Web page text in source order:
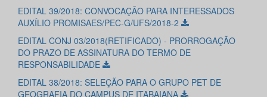
EDITAL 39/2018: CONVOCAÇÃO PARA INTERESSADOS
AUXÍLIO PROMISAES/PEC-G/UFS/2018-2
EDITAL CONJ 03/2018(RETIFICADO) - PRORROGAÇÃO
DO PRAZO DE ASSINATURA DO TERMO DE
RESPONSABILIDADE
EDITAL 38/2018: SELEÇÃO PARA O GRUPO PET DE
GEOGRAFIA DO CAMPUS DE ITABAIANA